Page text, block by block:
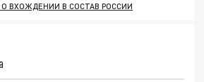
ВХОЖДЕНИИ В СОСТАВ РОССИИ